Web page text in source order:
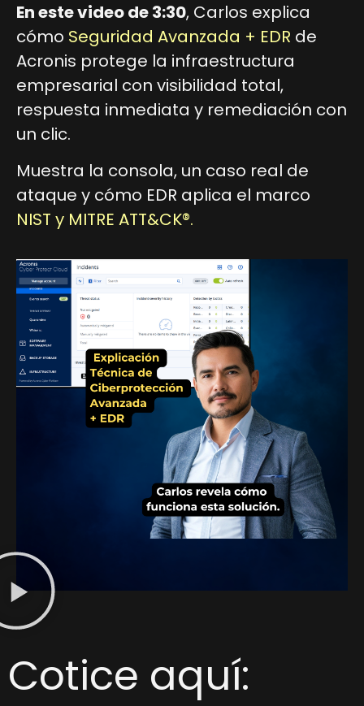
En este video de 3:30, Carlos explica
cómo Seguridad Avanzada + EDR de
Acronis protege la infraestructura
empresarial con visibilidad total,
respuesta inmediata y remediación con
un clic.
Muestra la consola, un caso real de
ataque y cómo EDR aplica el marco
NIST y MITRE ATT&CK®.
Cotice aquí: